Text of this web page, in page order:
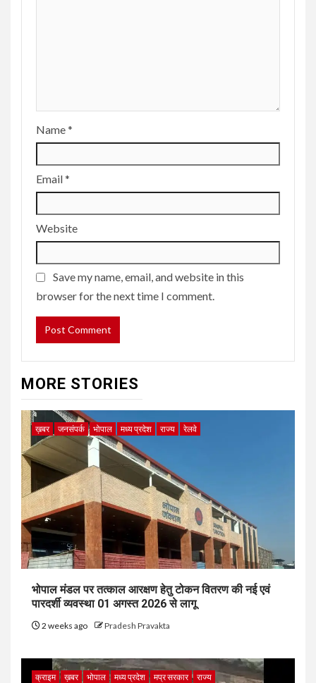
Name*
Email*
Website
Save my name, email, and website in this
browser for the next time I comment.
MORE STORIES
ख़बर जनसंपर्क भोपाल मध्य प्रदेश राज्य रेलवे
भोपाल मंडल पर तत्काल आरक्षण हेतु टोकन वितरण की नई एवं
पारदर्शी व्यवस्था 01 अगस्त 2026 से लागू
2 weeks ago Pradesh Pravakta
क्राइम ख़बर भोपाल मध्य प्रदेश मप्र सरकार राज्य